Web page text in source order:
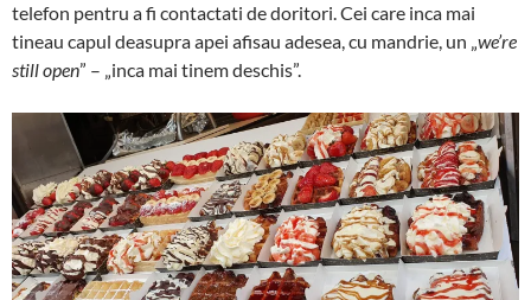
telefon pentru a fi contactati de doritori. Cei care inca mai
tineau capul deasupra apei afisau adesea, cu mandrie, un „we’re
still open” – „inca mai tinem deschis”.